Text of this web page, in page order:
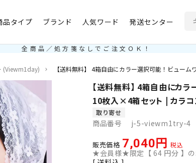
品タイプ ブランド 人気ワード 発送センター
全商品／処方箋なしでご注文ＯＫ！
(Viewm1day) 【送料無料】 4箱自由にカラー選択可能！ビュー
【送料無料】 4箱自由にカ
10枚入×4箱セット | カラコ
取り寄せ
商品番号 j-5-viewm1try-4
販売価格 7,040 税込
★会員様★限定【 64 円分 】